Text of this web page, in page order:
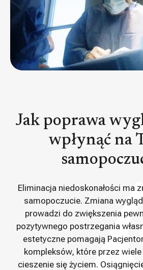
Jak poprawa
wpłynąć na
Eliminacja niedoskonałości ma
samopoczucie. Zmiana
prowadzi do zwiększenia
pozytywnego postrzegania
estetyczne pomagają
kompleksów, które przez wiele
cieszenie się życiem.